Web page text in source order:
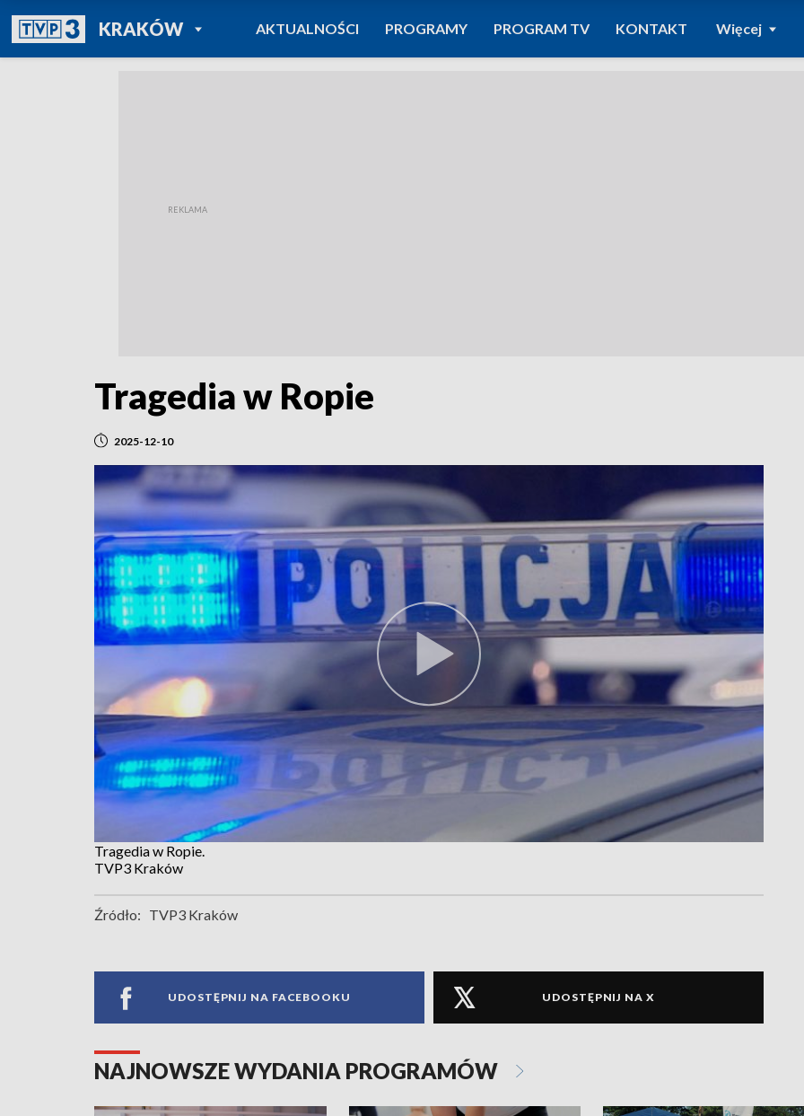
KRAKÓWPOWRÓT DO
TVP REGIONY
AKTUALNOŚCI PROGRAMY PROGRAM TV KONTAKT Więcej
Tragedia w Ropie
2025-12-10
Tragedia w Ropie.
TVP3 Kraków
Źródło: TVP3 Kraków
UDOSTĘPNIJ NA FACEBOOKU UDOSTĘPNIJ NA X
NAJNOWSZE WYDANIA PROGRAMÓW